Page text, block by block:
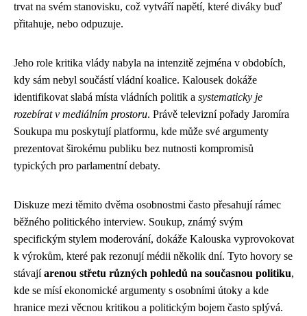
trvat na svém stanovisku, což vytváří napětí, které diváky buď
přitahuje, nebo odpuzuje.
Jeho role kritika vlády nabyla na intenzitě zejména v obdobích,
kdy sám nebyl součástí vládní koalice. Kalousek dokáže
identifikovat slabá místa vládních politik a systematicky je
rozebírat v mediálním prostoru. Právě televizní pořady Jaromíra
Soukupa mu poskytují platformu, kde může své argumenty
prezentovat širokému publiku bez nutnosti kompromisů
typických pro parlamentní debaty.
Diskuze mezi těmito dvěma osobnostmi často přesahují rámec
běžného politického interview. Soukup, známý svým
specifickým stylem moderování, dokáže Kalouska vyprovokovat
k výrokům, které pak rezonují médii několik dní. Tyto hovory se
stávají arenou střetu různých pohledů na současnou politiku,
kde se mísí ekonomické argumenty s osobními útoky a kde
hranice mezi věcnou kritikou a politickým bojem často splývá.